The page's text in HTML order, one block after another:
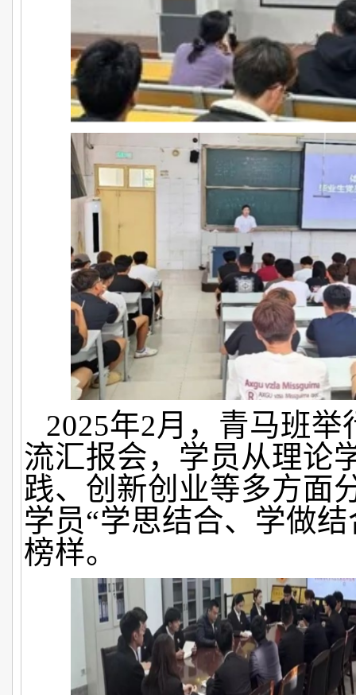
2025年2月，青马班举
流汇报会，学员从理论
践、创新创业等多方面
学员“学思结合、学做
榜样。